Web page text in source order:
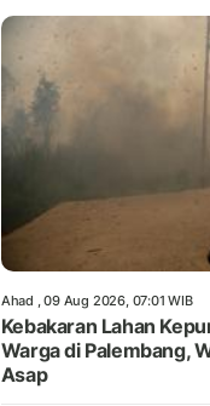
Ahad , 09 Aug 2026, 07:01 WIB
Kebakaran Lahan
Warga di Palembang,
Asap